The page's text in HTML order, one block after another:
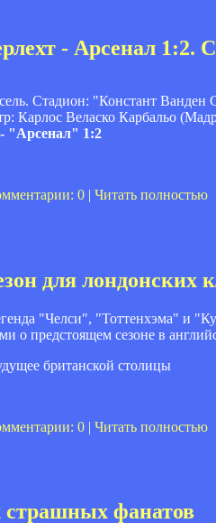
- Арсенал 1:2.
Стадион: "Констант Ванден
Карлос Веласко Карбальо
"Арсенал" 1:2
0 | Читать полностью
для лондонских
"Челси", "Тоттенхэма" и
о предстоящем сезоне в
британской столицы
0 | Читать полностью
страшных фанатов